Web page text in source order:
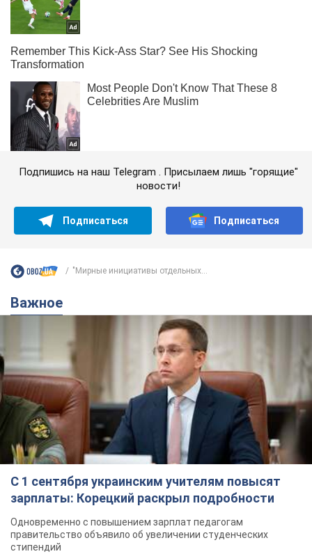
Подпишись на наш Telegram . Присылаем лишь "горящие"
новости!
Подписаться Подписаться
"Мирные инициативы отдельных...
Важное
С 1 сентября украинским учителям повысят
зарплаты: Корецкий раскрыл подробности
Одновременно с повышением зарплат педагогам
правительство объявило об увеличении студенческих
стипендий